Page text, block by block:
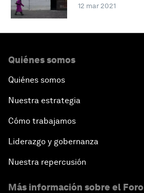
12 mar 2021
Quiénes somos
Quiénes somos
Nuestra estrategia
Cómo trabajamos
Liderazgo y gobernanza
Nuestra repercusión
Más información sobre el Foro